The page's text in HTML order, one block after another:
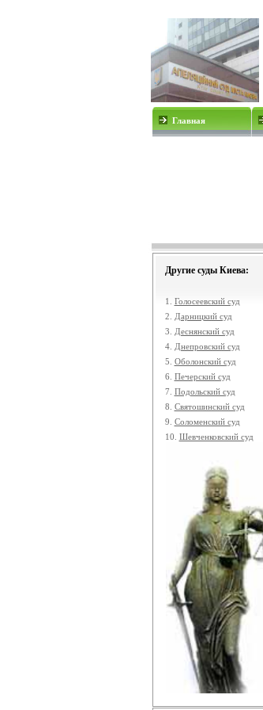
Главная
Другие суды Киева:
1. Голосеевский суд
2.
Дарницкий суд
3.
Деснянский суд
4. Днепровский суд
5. Оболонский суд
6. Печерский суд
7. Подольский суд
8. Святошинский суд
9. Соломенский суд
10. Шевченковский суд